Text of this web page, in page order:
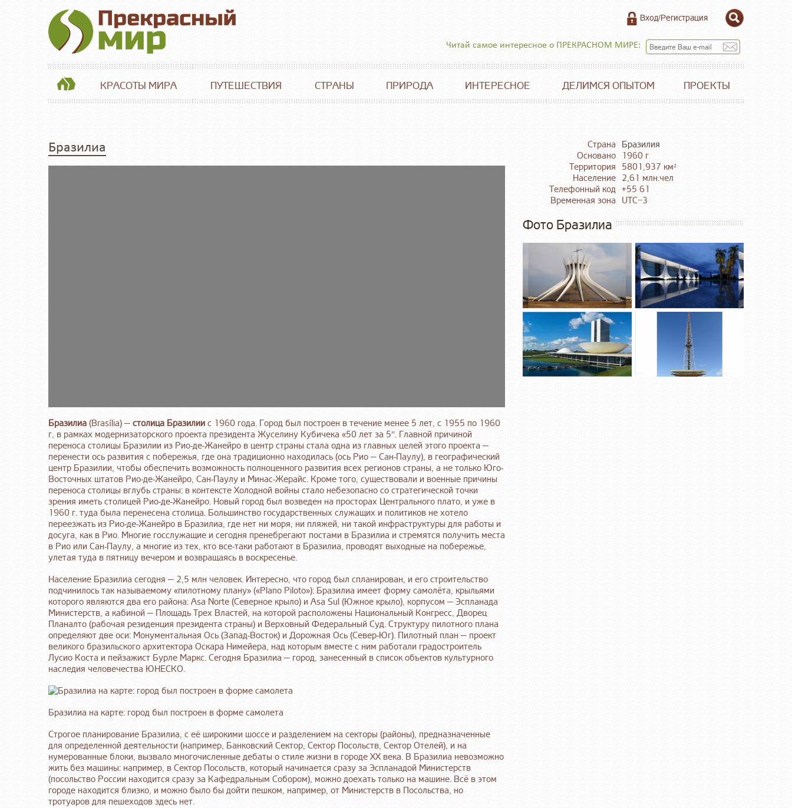
Вход/Регистрация
Читай самое интересное о ПРЕКРАСНОМ МИРЕ:
КРАСОТЫ МИРА ПУТЕШЕСТВИЯ СТРАНЫ ПРИРОДА ИНТЕРЕСНОЕ ДЕЛИМСЯ ОПЫТОМ ПРОЕКТЫ
Бразилиа
Бразилиа (Brasília) — столица Бразилии с 1960 года. Город был построен в течение менее 5 лет, с 1955 по 1960
г, в рамках модернизаторского проекта президента Жуселину Кубичека «50 лет за 5″. Главной причиной
переноса столицы Бразилии из Рио-де-Жанейро в центр страны стала одна из главных целей этого проекта —
перенести ось развития с побережья, где она традиционно находилась (ось Рио — Сан-Паулу), в географический
центр Бразилии, чтобы обеспечить возможность полноценного развития всех регионов страны, а не только Юго-
Восточных штатов Рио-де-Жанейро, Сан-Паулу и Минас-Жерайс. Кроме того, существовали и военные причины
переноса столицы вглубь страны: в контексте Холодной войны стало небезопасно со стратегической точки
зрения иметь столицей Рио-де-Жанейро. Новый город был возведен на просторах Центрального плато, и уже в
1960 г. туда была перенесена столица. Большинство государственных служащих и политиков не хотело
переезжать из Рио-де-Жанейро в Бразилиа, где нет ни моря, ни пляжей, ни такой инфраструктуры для работы и
досуга, как в Рио. Многие госслужащие и сегодня пренебрегают постами в Бразилиа и стремятся получить места
в Рио или Сан-Паулу, а многие из тех, кто все-таки работают в Бразилиа, проводят выходные на побережье,
улетая туда в пятницу вечером и возвращаясь в воскресенье.
Население Бразилиа сегодня — 2,5 млн человек. Интересно, что город был спланирован, и его строительство
подчинилось так называемому «пилотному плану» («Plano Piloto»): Бразилиа имеет форму самолёта, крыльями
которого являются два его района: Asa Norte (Северное крыло) и Asa Sul (Южное крыло), корпусом — Эспланада
Министерств, а кабиной — Площадь Трех Властей, на которой расположены Национальный Конгресс, Дворец
Планалто (рабочая резиденция президента страны) и Верховный Федеральный Суд. Структуру пилотного плана
определяют две оси: Монументальная Ось (Запад-Восток) и Дорожная Ось (Север-Юг). Пилотный план — проект
великого бразильского архитектора Оскара Нимейера, над которым вместе с ним работали градостроитель
Лусио Коста и пейзажист Бурле Маркс. Сегодня Бразилиа — город, занесенный в список объектов культурного
наследия человечества ЮНЕСКО.
Бразилиа на карте: город был построен в форме самолета
Строгое планирование Бразилиа, с её широкими шоссе и разделением на секторы (районы), предназначенные
для определенной деятельности (например, Банковский Сектор, Сектор Посольств, Сектор Отелей), и на
нумерованные блоки, вызвало многочисленные дебаты о стиле жизни в городе XX века. В Бразилиа невозможно
жить без машины: например, в Сектор Посольств, который начинается сразу за Эспланадой Министерств
(посольство России находится сразу за Кафедральным Собором), можно доехать только на машине. Всё в этом
городе находится близко, и можно было бы дойти пешком, например, от Министерств в Посольства, но
тротуаров для пешеходов здесь нет.
Страна
Бразилия
Основано
1960 г
Территория
5801,937 км²
Население 2,61 млн.чел
Телефонный код +55 61
Временная зона
UTC−3
Фото Бразилиа